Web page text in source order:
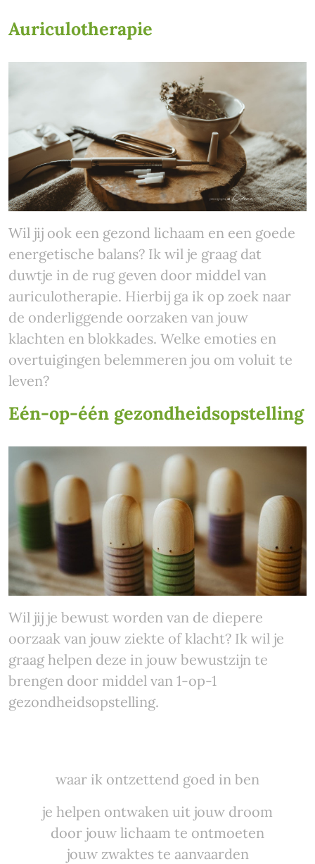
Auriculotherapie
Wil jij ook een gezond lichaam en een goede
energetische balans? Ik wil je graag dat
duwtje in de rug geven door middel van
auriculotherapie. Hierbij ga ik op zoek naar
de onderliggende oorzaken van jouw
klachten en blokkades. Welke emoties en
overtuigingen belemmeren jou om voluit te
leven?
Eén-op-één gezondheids­opstelling
Wil jij je bewust worden van de diepere
oorzaak van jouw ziekte of klacht? Ik wil je
graag helpen deze in jouw bewustzijn te
brengen door middel van 1-op-1
gezondheidsopstelling.
waar ik ontzettend goed in ben
je helpen ontwaken uit jouw droom
door jouw lichaam te ontmoeten
jouw zwaktes te aanvaarden